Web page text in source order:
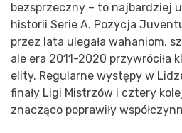
bezsprzeczny – to najbardziej
historii Serie A. Pozycja
przez lata ulegała wahaniom,
ale era 2011-2020 przywróciła
elity. Regularne występy w
finały Ligi Mistrzów i cztery
znacząco poprawiły